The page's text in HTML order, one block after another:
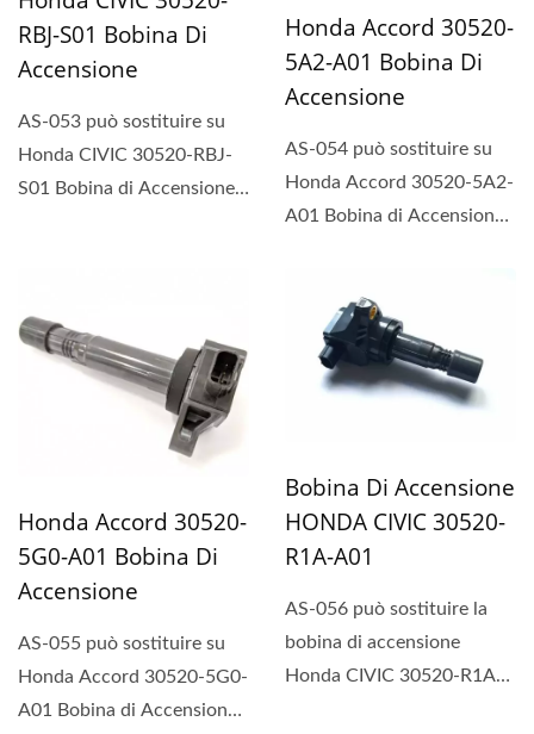
RBJ-S01 Bobina Di
Accensione
AS-053 può sostituire su
Honda CIVIC 30520-RBJ-
S01 Bobina di Accensione.
Honda Accord 30520-
5A2-A01 Bobina Di
Accensione
AS-054 può sostituire su
Honda Accord 30520-5A2-
A01 Bobina di Accensione.
Honda Accord 30520-
5G0-A01 Bobina Di
Accensione
AS-055 può sostituire su
Honda Accord 30520-5G0-
A01 Bobina di Accensione.
Bobina Di Accensione
HONDA CIVIC 30520-
R1A-A01
AS-056 può sostituire la
bobina di accensione
Honda CIVIC 30520-R1A-